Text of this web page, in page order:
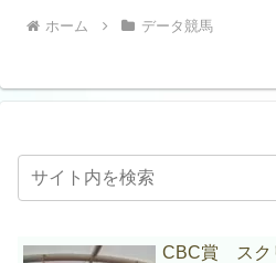
ホーム データ競馬
CBC賞 スク